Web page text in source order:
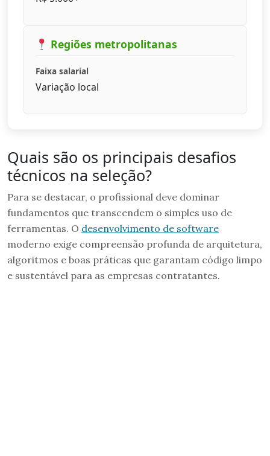
Regiões metropolitanas
Faixa salarial
Variação local
Quais são os principais desafios
técnicos na seleção?
Para se destacar, o profissional deve dominar
fundamentos que transcendem o simples uso de
ferramentas. O desenvolvimento de software
moderno exige compreensão profunda de arquitetura,
algoritmos e boas práticas que garantam código limpo
e sustentável para as empresas contratantes.